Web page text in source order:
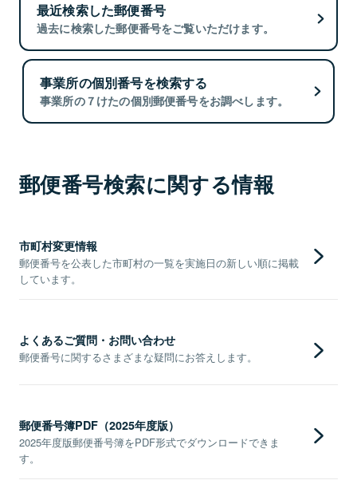
最近検索した郵便番号
過去に検索した郵便番号をご覧いただけます。
事業所の個別番号を検索する
事業所の７けたの個別郵便番号をお調べします。
郵便番号検索に関する情報
市町村変更情報
郵便番号を公表した市町村の一覧を実施日の新しい順に掲載
しています。
よくあるご質問・お問い合わせ
郵便番号に関するさまざまな疑問にお答えします。
郵便番号簿PDF（2025年度版）
2025年度版郵便番号簿をPDF形式でダウンロードできま
す。